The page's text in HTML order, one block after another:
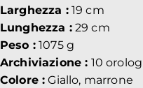
Larghezza :19 cm
Lunghezza :29 cm
Peso :1075 g
Archiviazione : 10
Colore : Giallo, marrone